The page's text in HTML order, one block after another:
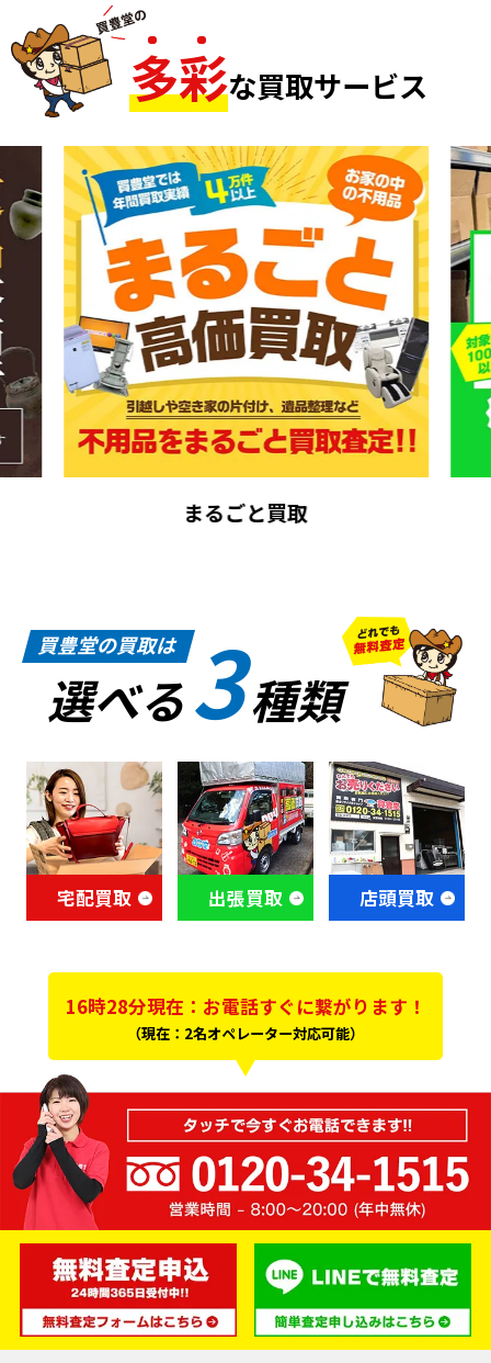
多彩な買取サービス
まるごと買取
買豊堂の買取は
選べる3種類
宅配買取 出張買取 店頭買取
16時28分現在：お電話すぐに繋がります！
（現在：2名オペレーター対応可能）